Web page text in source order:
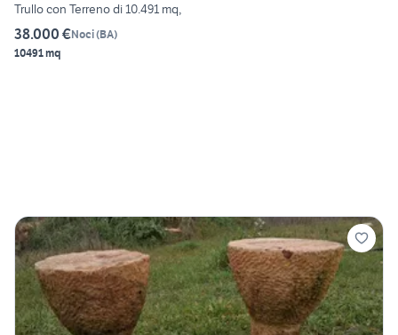
Trullo con Terreno di 10.491 mq,
38.000 €Noci(BA)
10491 mq